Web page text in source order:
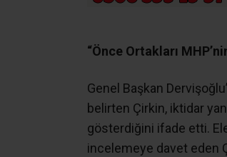
“Önce Ortakları
Genel Başkan
belirten Çirkin, iktidar
gösterdiğini ifade etti.
incelemeye davet eden